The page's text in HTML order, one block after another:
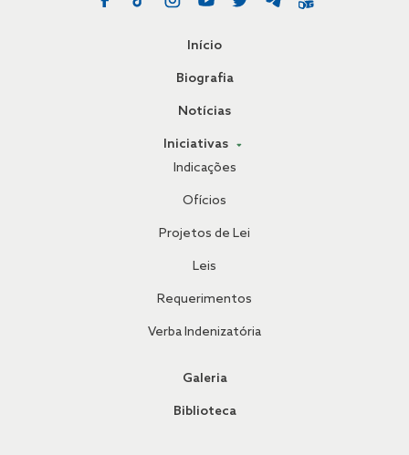
Início
Biografia
Notícias
Iniciativas
Indicações
Ofícios
Projetos de Lei
Leis
Requerimentos
Verba Indenizatória
Galeria
Biblioteca